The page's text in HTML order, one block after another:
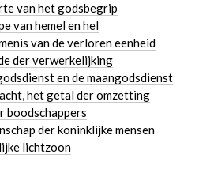
van het godsbegrip
van hemel en hel
van de verloren eenheid
der verwerkelijking
en de maangodsdienst
het getal der omzetting
boodschappers
der koninklijke mensen
lichtzoon